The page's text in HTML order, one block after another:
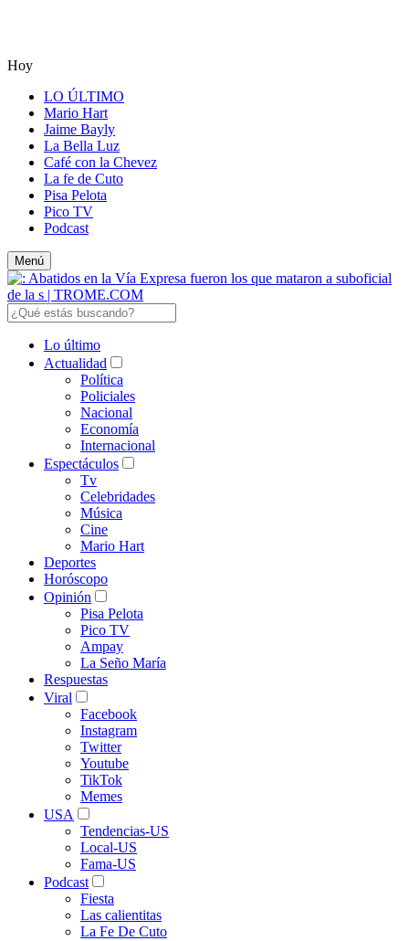
Hoy
LO ÚLTIMO
Mario Hart
Jaime Bayly
La Bella Luz
Café con la Chevez
La fe de Cuto
Pisa Pelota
Pico TV
Podcast
Menú
Lo último
Actualidad
Política
Policiales
Nacional
Economía
Internacional
Espectáculos
Tv
Celebridades
Música
Cine
Mario Hart
Deportes
Horóscopo
Opinión
Pisa Pelota
Pico TV
Ampay
La Seño María
Respuestas
Viral
Facebook
Instagram
Twitter
Youtube
TikTok
Memes
USA
Tendencias-US
Local-US
Fama-US
Podcast
Fiesta
Las calientitas
La Fe De Cuto